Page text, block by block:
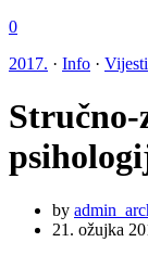
0
2017. · Info · Vijesti
Stručno-
by
21. ožujka